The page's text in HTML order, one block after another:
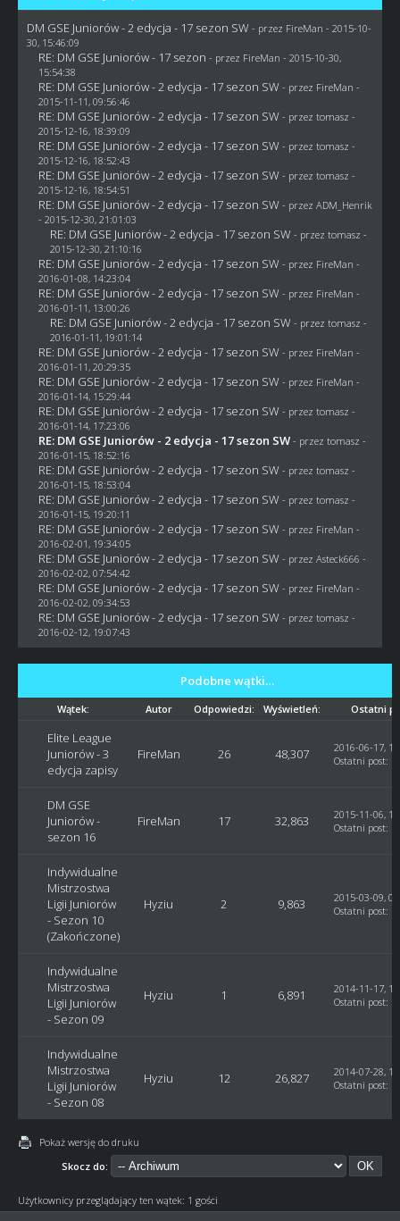
DM GSE Juniorów - 2 edycja - 17 sezon SW - przez FireMan - 2015-10-
30, 15:46:09
RE: DM GSE Juniorów - 17 sezon - przez FireMan - 2015-10-30,
15:54:38
RE: DM GSE Juniorów - 2 edycja - 17 sezon SW - przez FireMan -
2015-11-11, 09:56:46
RE: DM GSE Juniorów - 2 edycja - 17 sezon SW - przez tomasz -
2015-12-16, 18:39:09
RE: DM GSE Juniorów - 2 edycja - 17 sezon SW - przez tomasz -
2015-12-16, 18:52:43
RE: DM GSE Juniorów - 2 edycja - 17 sezon SW - przez tomasz -
2015-12-16, 18:54:51
RE: DM GSE Juniorów - 2 edycja - 17 sezon SW - przez ADM_Henrik
- 2015-12-30, 21:01:03
RE: DM GSE Juniorów - 2 edycja - 17 sezon SW - przez tomasz -
2015-12-30, 21:10:16
RE: DM GSE Juniorów - 2 edycja - 17 sezon SW - przez FireMan -
2016-01-08, 14:23:04
RE: DM GSE Juniorów - 2 edycja - 17 sezon SW - przez FireMan -
2016-01-11, 13:00:26
RE: DM GSE Juniorów - 2 edycja - 17 sezon SW - przez tomasz -
2016-01-11, 19:01:14
RE: DM GSE Juniorów - 2 edycja - 17 sezon SW - przez FireMan -
2016-01-11, 20:29:35
RE: DM GSE Juniorów - 2 edycja - 17 sezon SW - przez FireMan -
2016-01-14, 15:29:44
RE: DM GSE Juniorów - 2 edycja - 17 sezon SW - przez tomasz -
2016-01-14, 17:23:06
RE: DM GSE Juniorów - 2 edycja - 17 sezon SW - przez tomasz -
2016-01-15, 18:52:16
RE: DM GSE Juniorów - 2 edycja - 17 sezon SW - przez tomasz -
2016-01-15, 18:53:04
RE: DM GSE Juniorów - 2 edycja - 17 sezon SW - przez tomasz -
2016-01-15, 19:20:11
RE: DM GSE Juniorów - 2 edycja - 17 sezon SW - przez FireMan -
2016-02-01, 19:34:05
RE: DM GSE Juniorów - 2 edycja - 17 sezon SW - przez Asteck666 -
2016-02-02, 07:54:42
RE: DM GSE Juniorów - 2 edycja - 17 sezon SW - przez FireMan -
2016-02-02, 09:34:53
RE: DM GSE Juniorów - 2 edycja - 17 sezon SW - przez tomasz -
2016-02-12, 19:07:43
Podobne wątki…
Wątek: Autor Odpowiedzi: Wyświetleń: Ostatni
Elite League
Juniorów - 3
edycja zapisy
FireMan 26 48,307
2016-06-17,
Ostatni post:
DM GSE
Juniorów -
sezon 16
FireMan 17 32,863
2015-11-06,
Ostatni post:
Indywidualne
Mistrzostwa
Ligii Juniorów
- Sezon 10
(Zakończone)
Hyziu 2 9,863
2015-03-09,
Ostatni post:
Indywidualne
Mistrzostwa
Ligii Juniorów
- Sezon 09
Hyziu 1 6,891
2014-11-17,
Ostatni post:
Indywidualne
Mistrzostwa
Ligii Juniorów
- Sezon 08
Hyziu 12 26,827
2014-07-28,
Ostatni post:
Pokaż wersję do druku
Skocz do:
Użytkownicy przeglądający ten wątek: 1 gości